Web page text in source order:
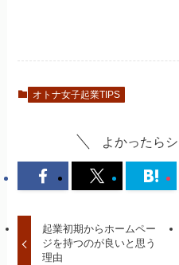
オトナ女子起業TIPS
よかったら
起業初期からホームペー
ジを持つのが良いと思う
理由